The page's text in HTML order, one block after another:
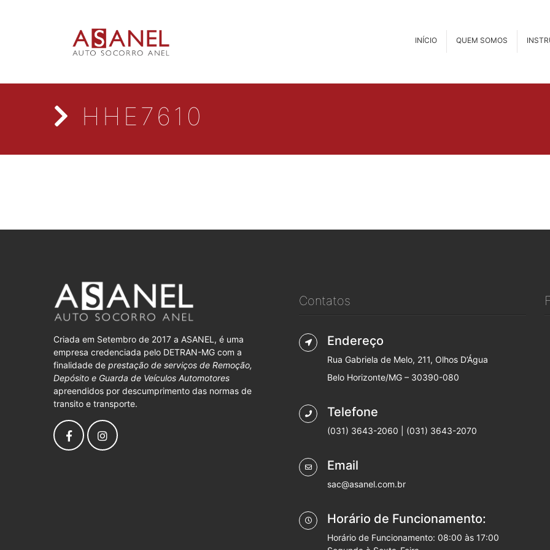
INÍCIO QUEM SOMOS
HHE7610
Criada em Setembro de 2017 a ASANEL, é uma
empresa credenciada pelo DETRAN-MG com a
finalidade de prestação de serviços de Remoção,
Depósito e Guarda de Veículos Automotores
apreendidos por descumprimento das normas de
transito e transporte.
Contatos
Endereço
Rua Gabriela de Melo, 211, Olhos D’Água
Belo Horizonte/MG – 30390-080
Telefone
(031) 3643-2060 | (031) 3643-2070
Email
sac@asanel.com.br
Horário de Funcionamento:
Horário de Funcionamento: 08:00 às 17:00